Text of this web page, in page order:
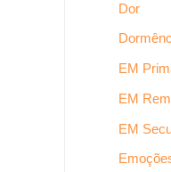
Dor
EM
EM
EM